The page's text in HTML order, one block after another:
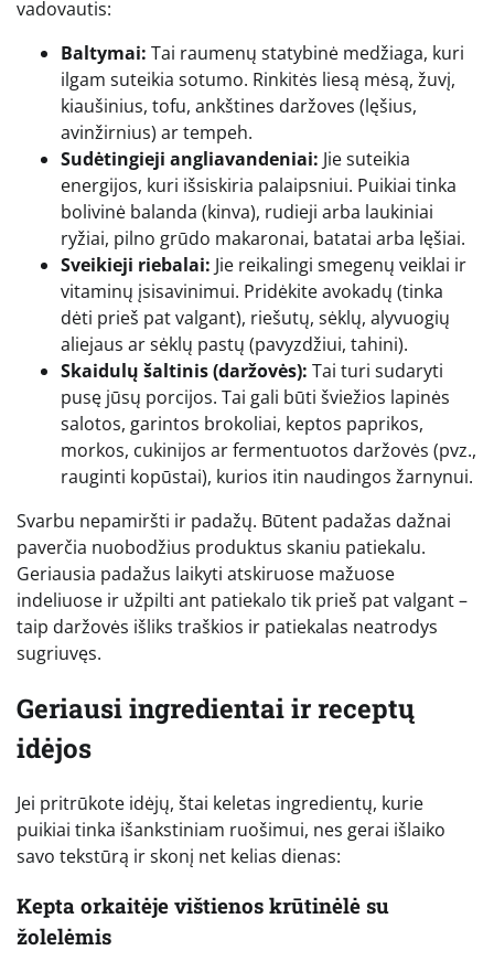
vadovautis:
Baltymai: Tai raumenų statybinė medžiaga, kuri
ilgam suteikia sotumo. Rinkitės liesą mėsą, žuvį,
kiaušinius, tofu, ankštines daržoves (lęšius,
avinžirnius) ar tempeh.
Sudėtingieji angliavandeniai: Jie suteikia
energijos, kuri išsiskiria palaipsniui. Puikiai tinka
bolivinė balanda (kinva), rudieji arba laukiniai
ryžiai, pilno grūdo makaronai, batatai arba lęšiai.
Sveikieji riebalai: Jie reikalingi smegenų veiklai ir
vitaminų įsisavinimui. Pridėkite avokadų (tinka
dėti prieš pat valgant), riešutų, sėklų, alyvuogių
aliejaus ar sėklų pastų (pavyzdžiui, tahini).
Skaidulų šaltinis (daržovės): Tai turi sudaryti
pusę jūsų porcijos. Tai gali būti šviežios lapinės
salotos, garintos brokoliai, keptos paprikos,
morkos, cukinijos ar fermentuotos daržovės (pvz.,
rauginti kopūstai), kurios itin naudingos žarnynui.
Svarbu nepamiršti ir padažų. Būtent padažas dažnai
paverčia nuobodžius produktus skaniu patiekalu.
Geriausia padažus laikyti atskiruose mažuose
indeliuose ir užpilti ant patiekalo tik prieš pat valgant –
taip daržovės išliks traškios ir patiekalas neatrodys
sugriuvęs.
Geriausi ingredientai ir receptų
idėjos
Jei pritrūkote idėjų, štai keletas ingredientų, kurie
puikiai tinka išankstiniam ruošimui, nes gerai išlaiko
savo tekstūrą ir skonį net kelias dienas:
Kepta orkaitėje vištienos krūtinėlė su
žolelėmis